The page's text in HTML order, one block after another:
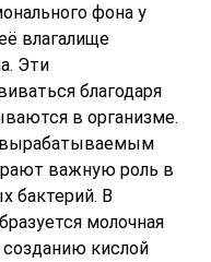
фона у
влагалище
Эти
благодаря
в организме.
вырабатываемым
важную роль в
бактерий. В
молочная
созданию кислой